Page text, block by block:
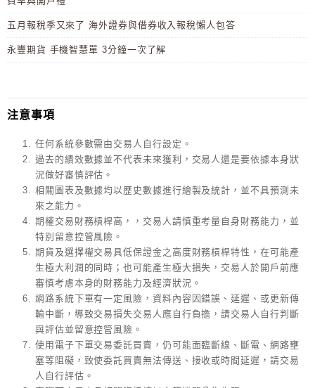
五月報稅季又來了 海外證券與借券收入報稅懶人包答
永豐期貨 手機智慧單 3分鐘一次了解
注意事項
任何系統參數需由交易人自行設定。
過去的績效數據並不代表未來獲利，交易人還是要依據本身狀
況做好審慎評估。
相關圖表及數據均以歷史數據進行繪製及統計，並不具預測未
來之能力。
期權交易財務槓桿高，，交易人請慎重考量自身財務能力，並
特別留意控管風險。
期貨及選擇權交易具低保證金之高度財務槓桿特性，在可能產
生極大利潤的同時；也可能產生極大損失，交易人於開戶前應
審慎考慮本身的財務能力及經濟狀況。
網路系統下單有一定風險，資料內容因錯誤、延遲、或更新傳
輸中斷，導致交易損失交易人應自行負擔，請交易人自行判斷
與評估並留意控管風險。
使用電子下單交易委託買賣，仍可能面臨斷線、斷電、網路壅
塞等阻礙，致使委託買賣無法傳送、接收或時間延遲，請交易
人自行評估。